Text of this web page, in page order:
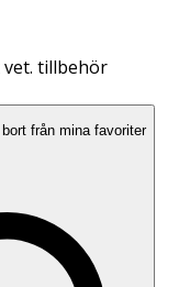
vet. tillbehör
från mina favoriter